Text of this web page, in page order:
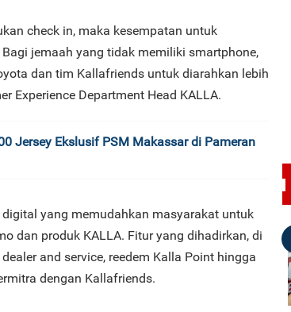
check in, maka kesempatan untuk
jemaah yang tidak memiliki smartphone,
dan tim Kallafriends untuk diarahkan lebih
Experience Department Head KALLA.
Jersey Ekslusif PSM Makassar di Pameran
yang memudahkan masyarakat untuk
dan produk KALLA. Fitur yang dihadirkan, di
and service, reedem Kalla Point hingga
dengan Kallafriends.